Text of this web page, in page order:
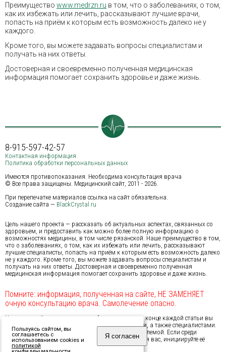
Преимущество www.medrzn.ru в том, что о заболеваниях, о том,
как их избежать или лечить, рассказывают лучшие врачи,
попасть на приём к которым есть возможность далеко не у
каждого.
Кроме того, вы можете задавать вопросы специалистам и
получать на них ответы.
Достоверная и своевременно полученная медицинская
информация помогает сохранить здоровье и даже жизнь.
8-915-597-42-57
Контактная информация
Политика обработки персональных данных
Имеются противопоказания. Необходима консультация врача
© Все права защищены. Медицинский сайт, 2011 - 2026.
При перепечатке материалов ссылка на сайт обязательна.
Создание сайта — BlackCrystal.ru
Цель нашего проекта — рассказать об актуальных аспектах, связанных со
здоровьем, и предоставить как можно более полную информацию о
возможностях медицины, в том числе рязанской. Наше преимущество в том,
что о заболеваниях, о том, как их избежать или лечить, рассказывают
лучшие специалисты, попасть на приём к которым есть возможность далеко
не у каждого. Кроме того, вы можете задавать вопросы специалистам и
получать на них ответы. Достоверная и своевременно полученная
медицинская информация помогает сохранить здоровье и даже жизнь.
Помните: информация, полученная на сайте, НЕ ЗАМЕНЯЕТ
очную консультацию врача. Самолечение опасно.
На нашем сайте предусмотрена обратная связь: в конце каждой статьи вы
можете обсудить проблему с другими посетителями, а также специалистами.
Мы надеемся, это поможет вам справиться с проблемой. Если среди
затронутых нами тем не оказалось актуальной для вас, инициируйте её
появление — создайте новую тему на Форуме.
Пользуясь сайтом, вы
соглашаетесь с
использованием cookies и
политикой
Я согласен